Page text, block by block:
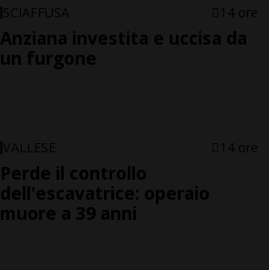
SCIAFFUSA 14 ore
Anziana investita e uccisa da
un furgone
VALLESE 14 ore
Perde il controllo
dell'escavatrice: operaio
muore a 39 anni